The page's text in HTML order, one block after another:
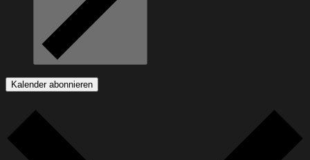
Kalender abonnieren